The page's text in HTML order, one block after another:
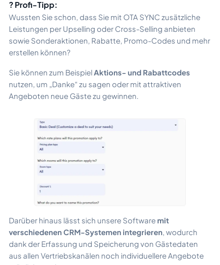
? Profi-Tipp:
Wussten Sie schon, dass Sie mit OTA SYNC zusätzliche
Leistungen per Upselling oder Cross-Selling anbieten
sowie Sonderaktionen, Rabatte, Promo-Codes und mehr
erstellen können?
Sie können zum BeispielAktions- und Rabattcodes
nutzen, um „Danke“ zu sagen oder mit attraktiven
Angeboten neue Gäste zu gewinnen.
Darüber hinaus lässt sich unsere Software mit
verschiedenen CRM-Systemen integrieren, wodurch
dank der Erfassung und Speicherung von Gästedaten
aus allen Vertriebskanälen noch individuellere Angebote